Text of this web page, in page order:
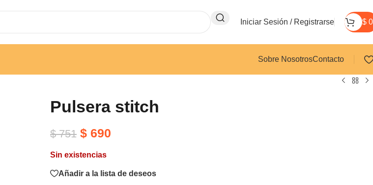
Iniciar Sesión / Registrarse $ 0
Sobre NosotrosContacto
Pulsera stitch
$751 $ 690
Sin existencias
Añadir a la lista de deseos